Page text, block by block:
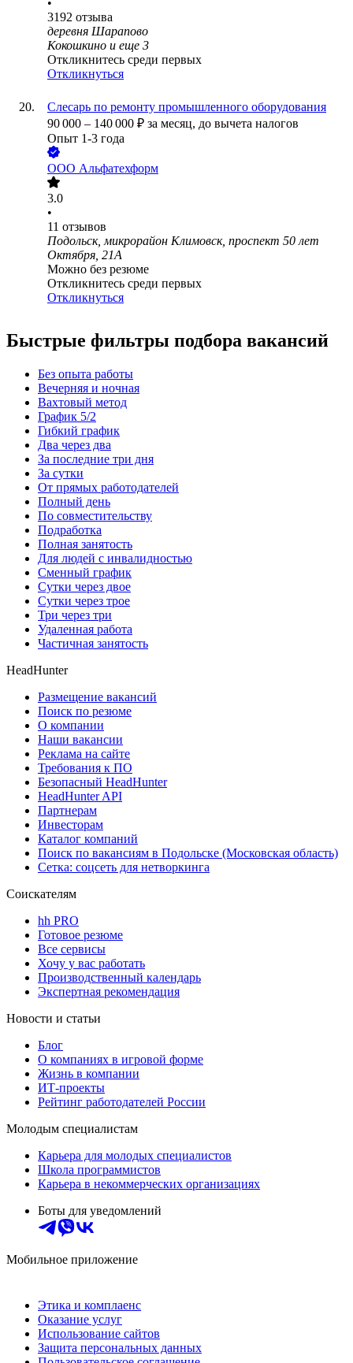
•
3192 отзыва
деревня Шарапово
Кокошкино и еще 3
Откликнитесь среди первых
Откликнуться
Слесарь по ремонту промышленного оборудования
90 000 – 140 000 ₽ за месяц, до вычета налогов
Опыт 1-3 года
ООО Альфатехформ
3.0
•
11 отзывов
Подольск, микрорайон Климовск, проспект 50 лет
Октября, 21А
Можно без резюме
Откликнитесь среди первых
Откликнуться
Быстрые фильтры подбора вакансий
Без опыта работы
Вечерняя и ночная
Вахтовый метод
График 5/2
Гибкий график
Два через два
За последние три дня
За сутки
От прямых работодателей
Полный день
По совместительству
Подработка
Полная занятость
Для людей с инвалидностью
Сменный график
Сутки через двое
Сутки через трое
Три через три
Удаленная работа
Частичная занятость
HeadHunter
Размещение вакансий
Поиск по резюме
О компании
Наши вакансии
Реклама на сайте
Требования к ПО
Безопасный HeadHunter
HeadHunter API
Партнерам
Инвесторам
Каталог компаний
Поиск по вакансиям в Подольске (Московская область)
Сетка: соцсеть для нетворкинга
Соискателям
hh PRO
Готовое резюме
Все сервисы
Хочу у вас работать
Производственный календарь
Экспертная рекомендация
Новости и статьи
Блог
О компаниях в игровой форме
Жизнь в компании
ИТ-проекты
Рейтинг работодателей России
Молодым специалистам
Карьера для молодых специалистов
Школа программистов
Карьера в некоммерческих организациях
Боты для уведомлений
Мобильное приложение
Этика и комплаенс
Оказание услуг
Использование сайтов
Защита персональных данных